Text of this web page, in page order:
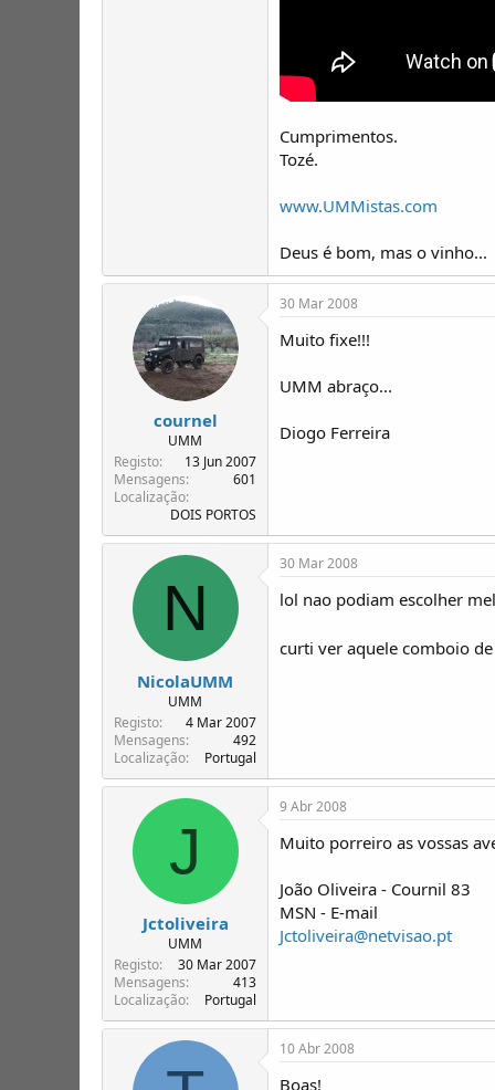
Cumprimentos.
Tozé.
www.UMMistas.com
Deus é bom, mas o vinho...
cournel
UMM
Registo
13 Jun 2007
Mensagens
601
Localização
DOIS PORTOS
30 Mar 2008
Muito fixe!!!
UMM abraço...
Diogo Ferreira
N
NicolaUMM
UMM
Registo
4 Mar 2007
Mensagens
492
Localização
Portugal
30 Mar 2008
lol nao podiam escolher
curti ver aquele comboio
J
Jctoliveira
UMM
Registo
30 Mar 2007
Mensagens
413
Localização
Portugal
9 Abr 2008
Muito porreiro as vossas
João Oliveira - Cournil 83
MSN - E-mail
Jctoliveira@netvisao.pt
10 Abr 2008
Boas!